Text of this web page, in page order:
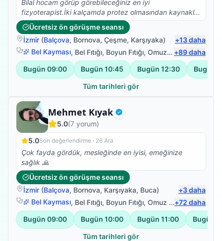
Bilal hocam görüp görebileceğiniz en iyi
fizyoterapist.İki kalçamda protez olmasından kaynaklı
Skolyoz başlangıcı teşhisi kondu. Ağrılarımın artması
nedeniyle fizyoterapist arayışına girdim ve Bilal
Hocamla çalışmaya başladık. Abartmıyorum iki
seanstan sonra belimdeki ağrılar yok oldu.Dik durmaya
başladım. Ve yürüyüşüm düzeldi.Kendisinin bilgisi
güleryüzü ve modum düştüğünde pozitif yaklaşımıyla
harika bir iş başardı. Kendimi çok iyi
hissediyorum.Fizyoterapim devam ediyor.Emeklerinize
sağlık.
Ücretsiz ön görüşme seansı
İzmir (Balçova, Bornova, Çeşme, Karşıyaka) +13daha
Bel Kayması, Bel Fıtığı, Boyun Fıtığı, Omuz Bağ Yaralanması +89daha
Bugün 09:00 Bugün 10:45 Bugün 12:30 Bugün
Tüm tarihleri gör
Mehmet Kıyak Doğrulanmış
Fizyoterapist
5.0(7 yorum)
5.0Son değerlendirme · 26 Ara
Çok fayda gördük, mesleğinde en iyisi, emeğinize
sağlık 🙏
Ücretsiz ön görüşme seansı
İzmir (Balçova, Bornova, Karşıyaka, Buca) +3daha
Bel Kayması, Bel Fıtığı, Boyun Fıtığı, Omuz Bağ Yaralanması +72 daha
Bugün 09:00 Bugün 10:00 Bugün 11:00 Bugün
Tüm tarihleri gör